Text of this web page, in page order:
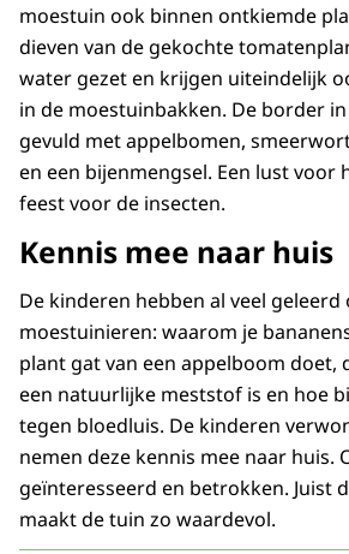
moestuin ook binnen ontkiemde
dieven van de gekochte
water gezet en krijgen uiteindelijk
in de moestuinbakken. De border
gevuld met appelbomen,
en een bijenmengsel. Een lust voor
feest voor de insecten.
Kennis mee naar huis
De kinderen hebben al veel geleerd
moestuinieren: waarom je
plant gat van een appelboom doet,
een natuurlijke meststof is en hoe
tegen bloedluis. De kinderen
nemen deze kennis mee naar huis.
geïnteresseerd en betrokken. Juist
maakt de tuin zo waardevol.